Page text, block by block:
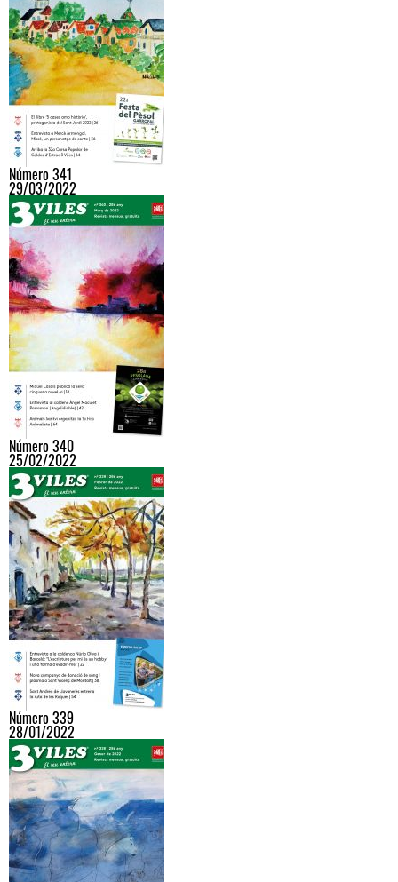
Número 341
29/03/2022
Número 340
25/02/2022
Número 339
28/01/2022